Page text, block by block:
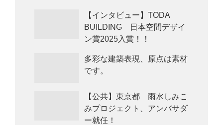
【インタビュー】TODA
BUILDING 日本空間デザイ
ン賞2025入賞！！
多彩な建築表現、原点は素材
です。
【公共】東京都 雨水しみこ
みプロジェクト、アンバサダ
ー就任！